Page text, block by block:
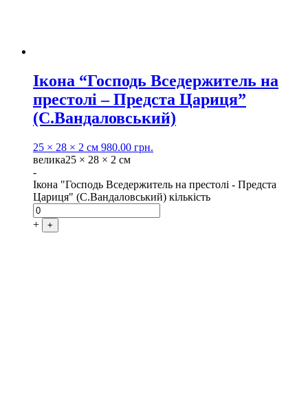
Ікона “Господь Вседержитель на
престолі – Предста Цариця”
(С.Вандаловський)
25 × 28 × 2 см 980.00 грн.
велика25 × 28 × 2 см
-
Ікона "Господь Вседержитель на престолі - Предста
Цариця" (С.Вандаловський) кількість
+ +